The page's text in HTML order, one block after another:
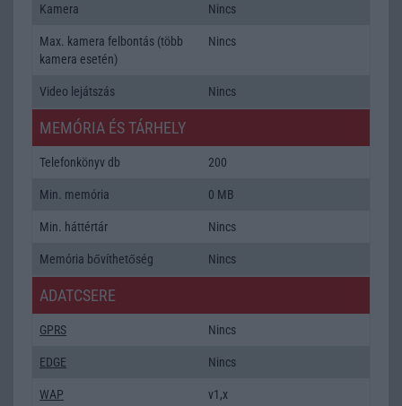
Kamera Nincs
Max. kamera felbontás (több
kamera esetén)
Nincs
Video lejátszás Nincs
MEMÓRIA ÉS TÁRHELY
Telefonkönyv db 200
Min. memória 0 MB
Min. háttértár Nincs
Memória bővíthetőség Nincs
ADATCSERE
GPRS Nincs
EDGE Nincs
WAP v1,x